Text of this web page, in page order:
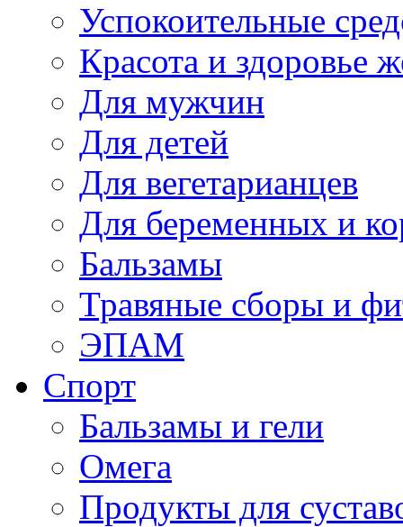
Успокоительные
Красота и здоровье
Для мужчин
Для детей
Для вегетарианцев
Для беременных и
Бальзамы
Травяные сборы и
ЭПАМ
Спорт
Бальзамы и гели
Омега
Продукты для